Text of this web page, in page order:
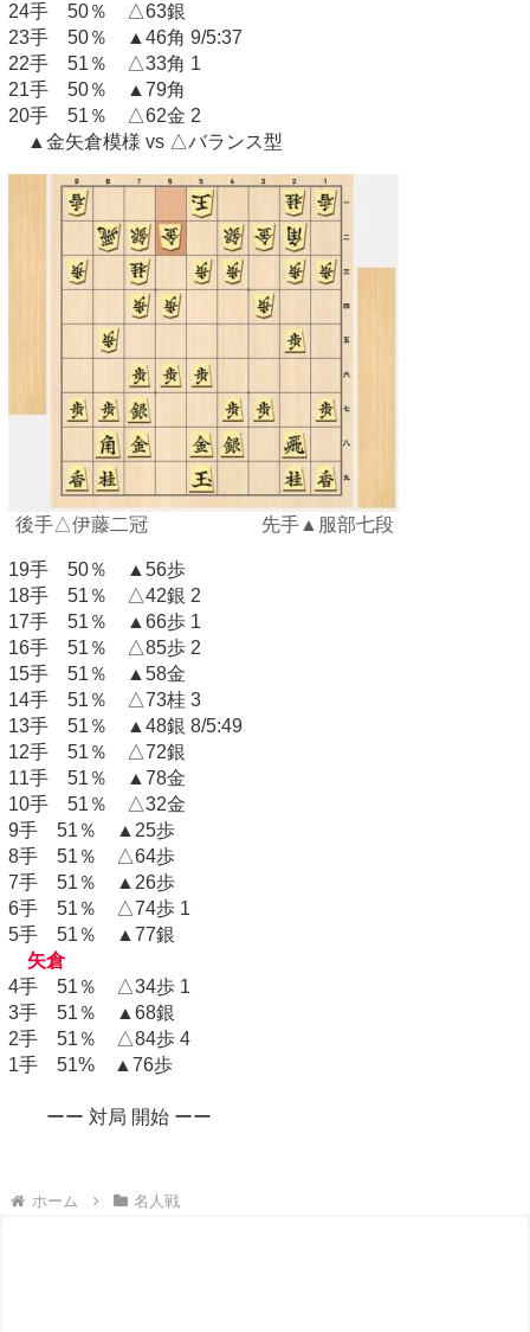
24手 50％ △63銀
23手 50％ ▲46角 9/5:37
22手 51％ △33角 1
21手 50％ ▲79角
20手 51％ △62金 2
▲金矢倉模様 vs △バランス型
後手△伊藤二冠 先手▲服部七段
19手 50％ ▲56歩
18手 51％ △42銀 2
17手 51％ ▲66歩 1
16手 51％ △85歩 2
15手 51％ ▲58金
14手 51％ △73桂 3
13手 51％ ▲48銀 8/5:49
12手 51％ △72銀
11手 51％ ▲78金
10手 51％ △32金
9手 51％ ▲25歩
8手 51％ △64歩
7手 51％ ▲26歩
6手 51％ △74歩 1
5手 51％ ▲77銀
矢倉
4手 51％ △34歩 1
3手 51％ ▲68銀
2手 51％ △84歩 4
1手 51% ▲76歩
ーー 対局 開始 ーー
ホーム 名人戦